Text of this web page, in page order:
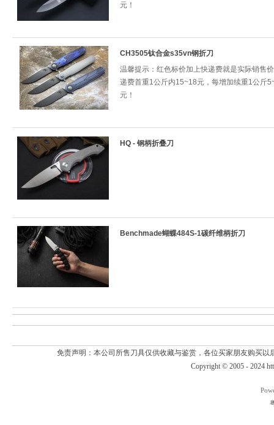
元！
CH3505钛合金s35vn钢折刀
温馨提示：红色标价加上快递费就是实际销售
递费首重1公斤内15~18元，每增加续重1公斤
元！
HQ - 钢柄折叠刀
Benchmade蝴蝶484S-1碳纤维柄折刀
免责声明：本公司所售刀具仅供收藏与鉴赏，各位买家朋友购买
Copyright © 2005 - 2024